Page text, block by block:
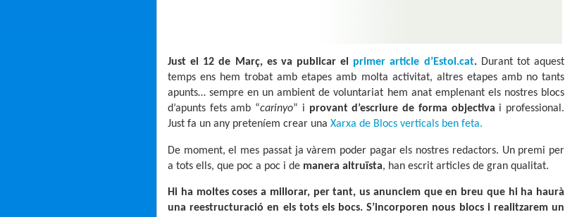
Just el 12 de Març, es va publicar el primer article d’Estol.cat.Durant tot aquest
temps ens hem trobat amb etapes amb molta activitat, altres etapes amb no tants
apunts… sempre en un ambient de voluntariat hem anat emplenant els nostres blocs
d’apunts fets amb “carinyo” i provant d’escriure de forma objectiva i professional.
Just fa un any preteníem crear una Xarxa de Blocs verticals ben feta.
De moment, el mes passat ja vàrem poder pagar els nostres redactors. Un premi per
a tots ells, que poc a poc i de manera altruïsta, han escrit articles de gran qualitat.
Hi ha moltes coses a millorar, per tant, us anunciem que en breu que hi ha haurà
una reestructuració en els tots els bocs. S’incorporen nous blocs i realitzarem un